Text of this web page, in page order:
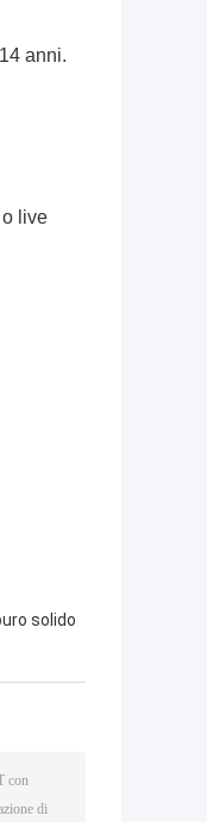
anni.
live
solido